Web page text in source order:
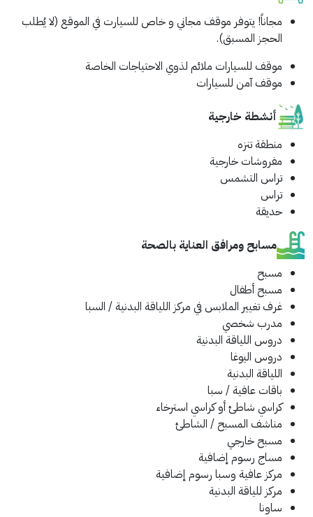
مجاناً! يتوفر موقف مجاني و خاص للسيارت في الموقع (لا يُطلب
الحجز المسبق).
موقف للسيارات ملائم لذوي الاحتياجات الخاصة
موقف آمن للسيارات
أنشطة خارجية
منطقة تنزه
مفروشات خارجية
تراس التشمس
تراس
حديقة
مسابح ومرافق العناية بالصحة
مسبح
مسبح أطفال
غرف تغيير الملابس في مركز اللياقة البدنية / السبا
مدرب شخصي
دروس اللياقة البدنية
دروس اليوغا
اللياقة البدنية
باقات عافية / سبا
كراسي شاطئ أو كراسي استرخاء
مناشف المسبح / الشاطئ
مسبح خارجي
مساج رسوم إضافية
مركز عافية وسبا رسوم إضافية
مركز للياقة البدنية
ساونا